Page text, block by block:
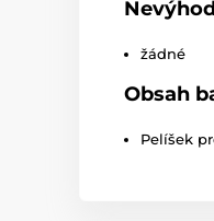
žádné
Obsah
Pelíšek